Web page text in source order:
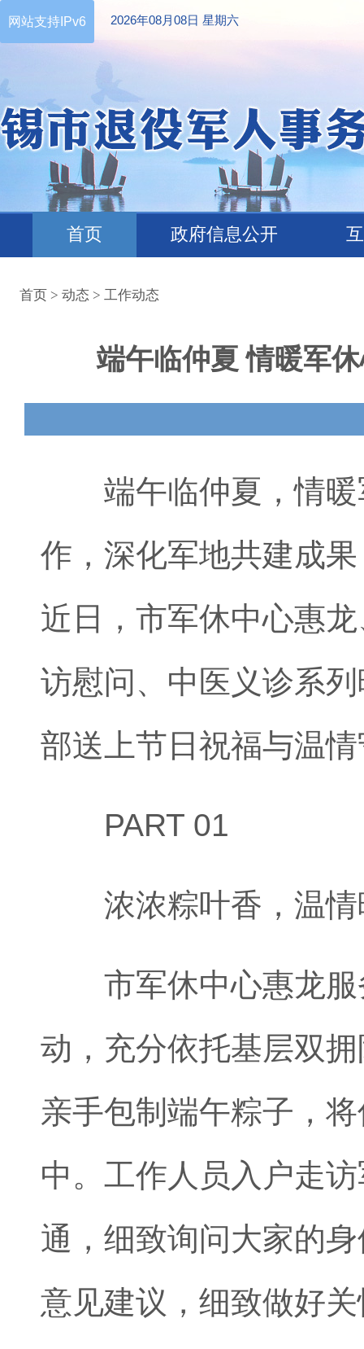
网站支持IPv6 2026年08月08日 星期六
首页 政府信息公开
首页 > 动态 > 工作动态
端午临仲夏 情暖军
端午临仲夏，情暖
作，深化军地共建成
近日，市军休中心惠
访慰问、中医义诊系
部送上节日祝福与温
PART 01
浓浓粽叶香，温情
市军休中心惠龙服
动，充分依托基层双
亲手包制端午粽子，
中。工作人员入户走
通，细致询问大家的
意见建议，细致做好